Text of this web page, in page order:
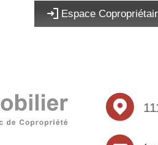
Espace